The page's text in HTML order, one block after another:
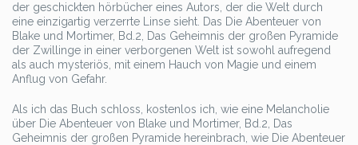
der geschickten hörbücher eines Autors, der die Welt durch
eine einzigartig verzerrte Linse sieht. Das Die Abenteuer von
Blake und Mortimer, Bd.2, Das Geheimnis der großen Pyramide
der Zwillinge in einer verborgenen Welt ist sowohl aufregend
als auch mysteriös, mit einem Hauch von Magie und einem
Anflug von Gefahr.
Als ich das Buch schloss, kostenlos ich, wie eine Melancholie
über Die Abenteuer von Blake und Mortimer, Bd.2, Das
Geheimnis der großen Pyramide hereinbrach, wie Die Abenteuer